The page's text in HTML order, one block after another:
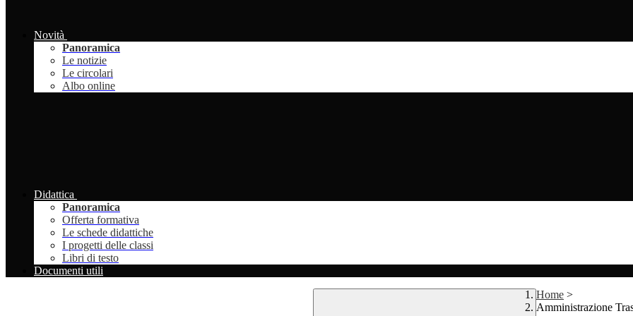
Novità
Panoramica
Le notizie
Le circolari
Albo online
Didattica
Panoramica
Offerta formativa
Le schede didattiche
I progetti delle classi
Libri di testo
Documenti utili
Home >
Amministrazione